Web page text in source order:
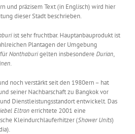
und präzisem Text (in Englisch) wird hier
dieser Stadt beschrieben.
ist sehr fruchtbar. Hauptanbauprodukt ist
Plantagen der Umgebung
Nonthaburigelten insbesondere Durian,
.
noch verstärkt seit den 1980ern – hat
seiner Nachbarschaft zu Bangkok vor
Dienstleistungsstandort entwickelt. Das
Eltronerrichtete 2001 eine
Kleindurchlauferhitzer (Shower Units)